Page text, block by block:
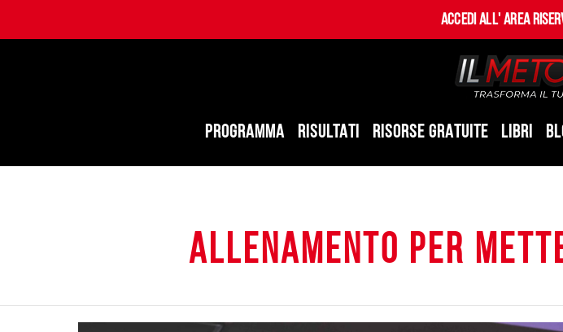
Accedi all' Area
PROGRAMMA RISULTATI RISORSE GRATUITE LIBRI
allenamento per